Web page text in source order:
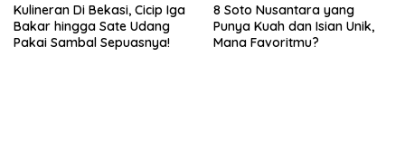
Kulineran Di Bekasi, Cicip Iga
Bakar hingga Sate Udang
Pakai Sambal Sepuasnya!
8 Soto Nusantara yang
Punya Kuah dan Isian Unik,
Mana Favoritmu?